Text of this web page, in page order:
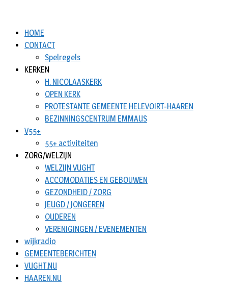
HOME
CONTACT
Spelregels
KERKEN
H. NICOLAASKERK
OPEN KERK
PROTESTANTE GEMEENTE HELEVOIRT-HAAREN
BEZINNINGSCENTRUM EMMAUS
V55+
55+ activiteiten
ZORG/WELZIJN
WELZIJN VUGHT
ACCOMODATIES EN GEBOUWEN
GEZONDHEID / ZORG
JEUGD / JONGEREN
OUDEREN
VERENIGINGEN / EVENEMENTEN
wijkradio
GEMEENTEBERICHTEN
VUGHT.NU
HAAREN.NU